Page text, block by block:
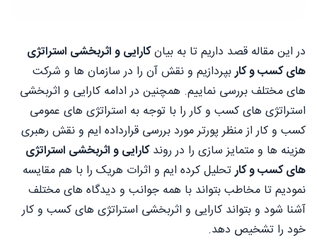
در این مقاله قصد داریم تا به بیانکارایی و اثربخشی استراتژی
های کسب و کاربپردازیم و نقش آن را در سازمان ها و شرکت
های مختلف بررسی نماییم. همچنین در ادامه کارایی و اثربخشی
استراتژی های کسب و کار را با توجه به استراتژی های عمومی
کسب و کار از منظر پورتر مورد بررسی قرارداده ایم و نقش رهبری
هزینه ها و متمایز سازی را در روندکارایی و اثربخشی استراتژی
های کسب و کارتحلیل کرده ایم و اثرات هریک را با هم مقایسه
نمودیم تا مخاطب بتواند با همه جوانب و دیدگاه های مختلف
آشنا شود و بتواند کارایی و اثربخشی استراتژی های کسب و کار
خود را تشخیص دهد.